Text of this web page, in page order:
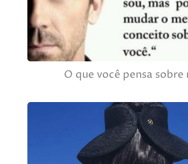
O que você pensa sobre